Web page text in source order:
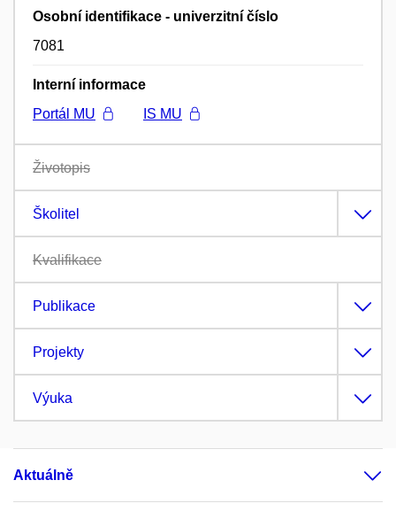
Osobní identifikace - univerzitní číslo
7081
Interní informace
Portál MU
IS MU
Životopis
Školitel
Kvalifikace
Publikace
Projekty
Výuka
Aktuálně